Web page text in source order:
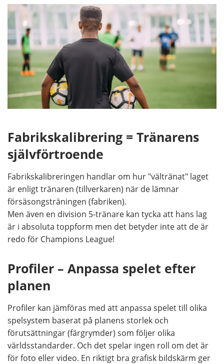
Fabrikskalibrering = Tränarens
självförtroende
Fabrikskalibreringen handlar om hur "vältränat" laget
är enligt tränaren (tillverkaren) när de lämnar
försäsongsträningen (fabriken).
Men även en division 5-tränare kan tycka att hans lag
är i absoluta toppform men det betyder inte att de är
redo för Champions League!
Profiler – Anpassa spelet efter
planen
Profiler kan jämföras med att anpassa spelet till olika
spelsystem baserat på planens storlek och
förutsättningar (färgrymder) som följer olika
världsstandarder. Och det spelar ingen roll om det är
för foto eller video. En riktigt bra grafisk bildskärm ger